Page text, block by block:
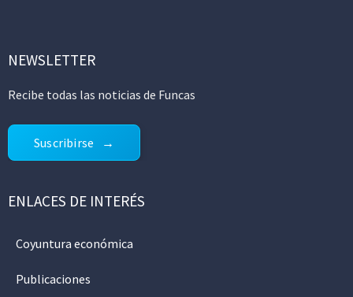
NEWSLETTER
Recibe todas las noticias de Funcas
Suscribirse
ENLACES DE INTERÉS
Coyuntura económica
Publicaciones